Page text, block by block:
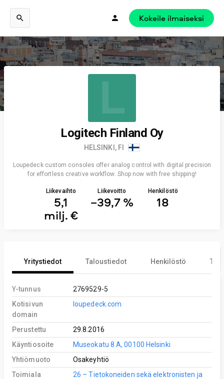
Kokeile ilmaiseksi
L
Logitech Finland Oy
HELSINKI, FI
Loupedeck custom consoles offer analog control with digital precision
for effortless creative workflow. Shop now with free shipping!
Liikevaihto
5,1
milj. €
Liikevoitto
−39,7 %
Henkilöstö
18
Yritystiedot Taloustiedot Henkilöstö
Y-tunnus
2769529-5
Kotisivun
domain
loupedeck.com
Perustettu
29.8.2016
Käyntiosoite
Museokatu 8 A, 00100 Helsinki
Yhtiömuoto
Osakeyhtiö
Toimiala
26 – Tietokoneiden sekä elektronisten ja